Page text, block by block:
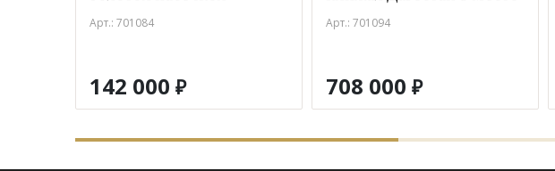
Арт.: 701084
142 000 ₽
Арт.: 701094
708 000 ₽